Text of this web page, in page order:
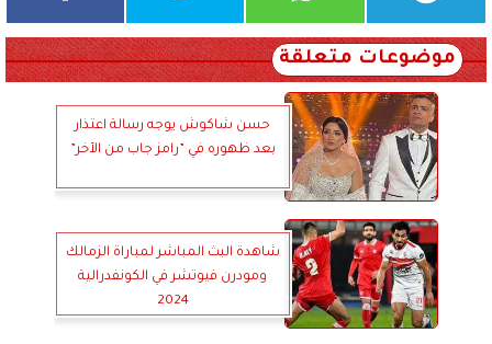
موضوعات متعلقة
حسن شاكوش يوجه رسالة اعتذار
بعد ظهوره في ”رامز جاب من الآخر”
شاهدة البث المباشر لمباراة الزمالك
ومودرن فيوتشر في الكونفدرالية
2024